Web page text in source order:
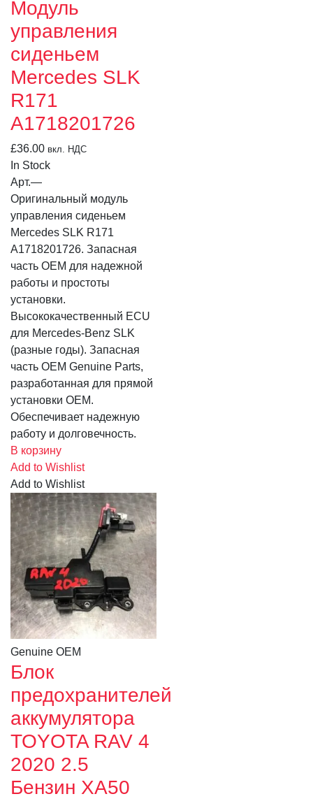
Модуль
управления
сиденьем
Mercedes SLK
R171
A1718201726
£36.00 вкл. НДС
In Stock
Арт.—
Оригинальный модуль
управления сиденьем
Mercedes SLK R171
A1718201726. Запасная
часть OEM для надежной
работы и простоты
установки.
Высококачественный ECU
для Mercedes-Benz SLK
(разные годы). Запасная
часть OEM Genuine Parts,
разработанная для прямой
установки OEM.
Обеспечивает надежную
работу и долговечность.
В корзину
Add to Wishlist
Add to Wishlist
Genuine OEM
Блок
предохранителей
аккумулятора
TOYOTA RAV 4
2020 2.5
Бензин XA50